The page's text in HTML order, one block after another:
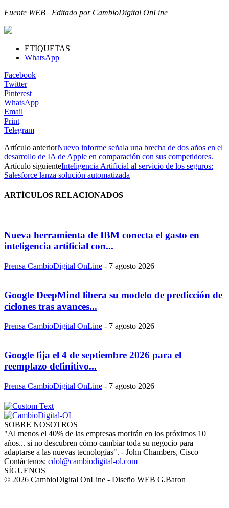
Fuente WEB | Editado por CambioDigital OnLine
ETIQUETAS
WhatsApp
Facebook
Twitter
Pinterest
WhatsApp
Email
Print
Telegram
Artículo anteriorNuevo informe señala una brecha de dos años en el
desarrollo de IA de Apple en comparación con sus competidores.
Artículo siguienteInteligencia Artificial al servicio de los seguros:
Salesforce lanza solución automatizada
ARTÍCULOS RELACIONADOS
Nueva herramienta de IBM conecta el gasto en
inteligencia artificial con...
Prensa CambioDigital OnLine - 7 agosto 2026
Google DeepMind libera su modelo de predicción de
ciclones tras avances...
Prensa CambioDigital OnLine - 7 agosto 2026
Google fija el 4 de septiembre 2026 para el
reemplazo definitivo...
Prensa CambioDigital OnLine - 7 agosto 2026
SOBRE NOSOTROS
"Al menos el 40% de las empresas morirán en los próximos 10
años... si no descubren cómo cambiar toda su negocio para
adaptarse a las nuevas tecnologías". - John Chambers, Cisco
Contáctenos: cdol@cambiodigital-ol.com
SÍGUENOS
© 2026 CambioDigital OnLine - Diseño WEB G.Baron